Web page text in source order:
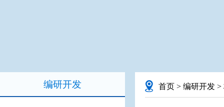
编研开发 首页 > 编研开发 >